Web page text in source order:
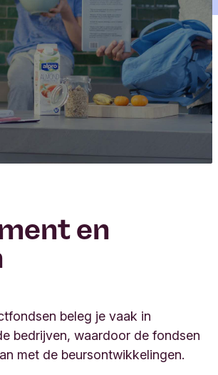
en
beleg je vaak in
bedrijven, waardoor de fondsen
met de beursontwikkelingen.